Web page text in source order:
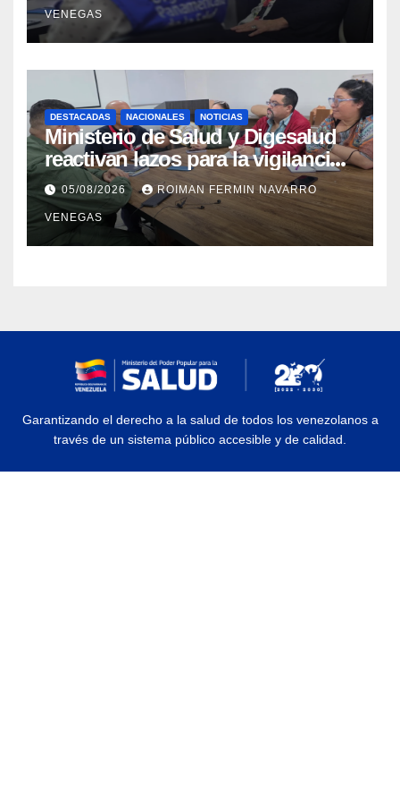
higiene ante contingencia
sísmica
VENEGAS
DESTACADAS NACIONALES NOTICIAS
Ministerio de Salud y Digesalud
reactivan lazos para la vigilancia
epidemiológica y el control de
enfermedades
05/08/2026 ROIMAN FERMIN NAVARRO
VENEGAS
Garantizando el derecho a la salud de todos los venezolanos a
través de un sistema público accesible y de calidad.